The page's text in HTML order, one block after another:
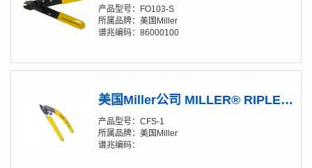
产品型号：FO103-S
所属品牌：美国Miller
谱兆编码：86000100
美国Miller公司 MILLER® RIPLEY® CFS-1 光纤开剥钳
产品型号：CFS-1
所属品牌：美国Miller
谱兆编码：